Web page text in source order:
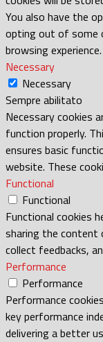
You also have the
opting out of some
browsing experience.
Necessary
Necessary
Sempre abilitato
Necessary cookies
function properly.
ensures basic
website. These
Functional
Functional
Functional cookies
sharing the content
collect feedbacks,
Performance
Performance
Performance
key performance
delivering a better